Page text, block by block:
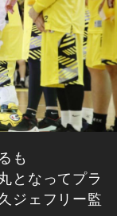
も
となってプラ
ジェフリー監